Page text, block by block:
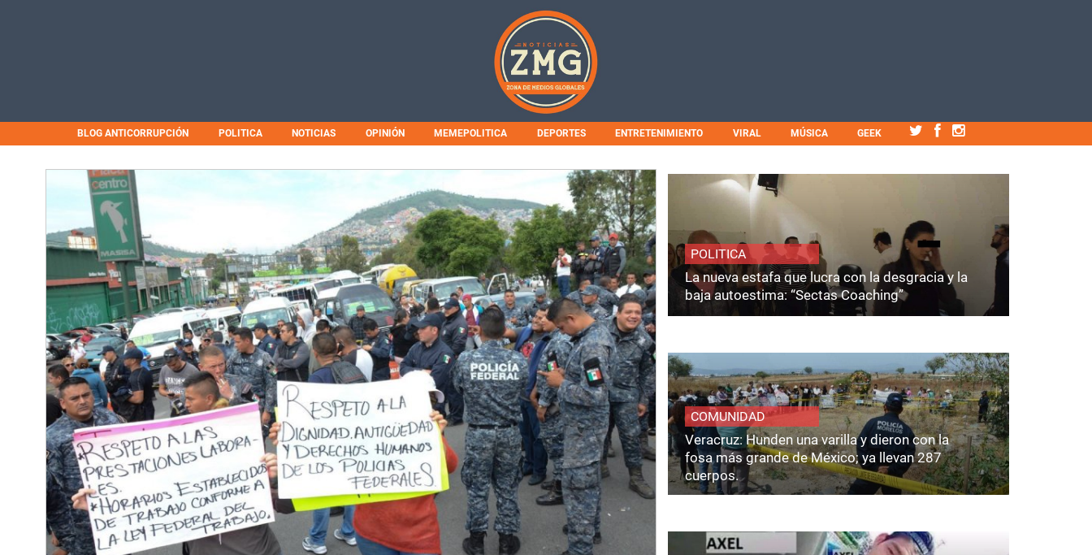
BLOG ANTICORRUPCIÓN POLITICA NOTICIAS OPINIÓN MEMEPOLITICA DEPORTES ENTRETENIMIENTO VIRAL MÚSICA GEEK
POLITICA
La nueva estafa que lucra con la desgracia y la
baja autoestima: “Sectas Coaching”
COMUNIDAD
Veracruz: Hunden una varilla y dieron con la
fosa más grande de México; ya llevan 287
cuerpos.